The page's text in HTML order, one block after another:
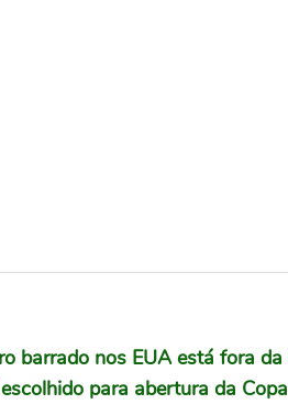
barrado nos EUA está fora da
para abertura da